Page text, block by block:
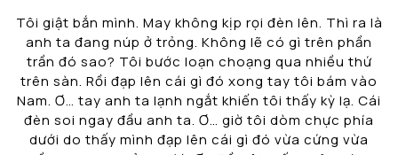
Tôi giật bắn mình. May không kịp rọi đèn lên. Thì ra là
anh ta đang núp ở trỏng. Không lẽ có gì trên phần
trần đó sao? Tôi bước loạn choạng qua nhiều thứ
trên sàn. Rồi đạp lên cái gì đó xong tay tôi bám vào
Nam. Ơ… tay anh ta lạnh ngắt khiến tôi thấy kỳ lạ. Cái
đèn soi ngay đầu anh ta. Ơ… giờ tôi dòm chực phía
dưới do thấy mình đạp lên cái gì đó vừa cứng vừa